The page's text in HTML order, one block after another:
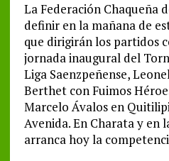
La Federación Chaqueña
definir en la mañana de
que dirigirán los partidos
jornada inaugural del
Liga Saenzpeñense,
Berthet con Fuimos
Marcelo Ávalos en
Avenida. En Charata y en
arranca hoy la